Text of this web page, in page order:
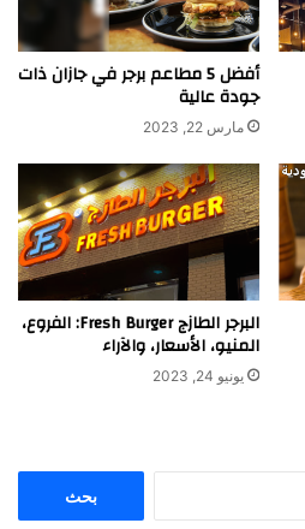
أفضل 5 مطاعم برجر في جازان ذات
جودة عالية
مارس 22, 2023
البرجر الطازج Fresh Burger: الفروع،
المنيو، الأسعار، والآراء
يونيو 24, 2023